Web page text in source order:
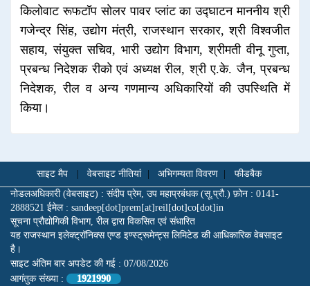
किलोवाट रूफटॉप सोलर पावर प्लांट का उद्घाटन माननीय श्री
गजेन्द्र सिंह, उद्योग मंत्री, राजस्थान सरकार, श्री विश्वजीत
सहाय, संयुक्त सचिव, भारी उद्योग विभाग, श्रीमती वीनू गुप्ता,
प्रबन्ध निदेशक रीको एवं अध्यक्ष रील, श्री ए.के. जैन, प्रबन्ध
निदेशक, रील व अन्य गणमान्य अधिकारियों की उपस्थिति में
किया।
साइट मैप वेबसाइट नीतियां अभिगम्यता विवरण
फीडबैक
नोडलअधिकारी (वेबसाइट) : संदीप प्रेम, उप महाप्रबंधक (सू.प्रौ.) फ़ोन : 0141-
2888521 ईमेल : sandeep[dot]prem[at]reil[dot]co[dot]in
सूचना प्रौद्योगिकी विभाग, रील द्वारा विकसित एवं संधारित
यह राजस्थान इलेक्ट्रॉनिक्स एण्ड इण्स्ट्रूमेन्ट्स लिमिटेड की आधिकारिक वेबसाइट
है।
साइट अंतिम बार अपडेट की गई : 07/08/2026
आगंतुक संख्या :
1921990